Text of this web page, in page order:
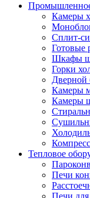
Камеры
Сплит-
Готовые
Шкафы
Горки
Дверной
Камеры
Камеры
Тепловое
Печи
Печи